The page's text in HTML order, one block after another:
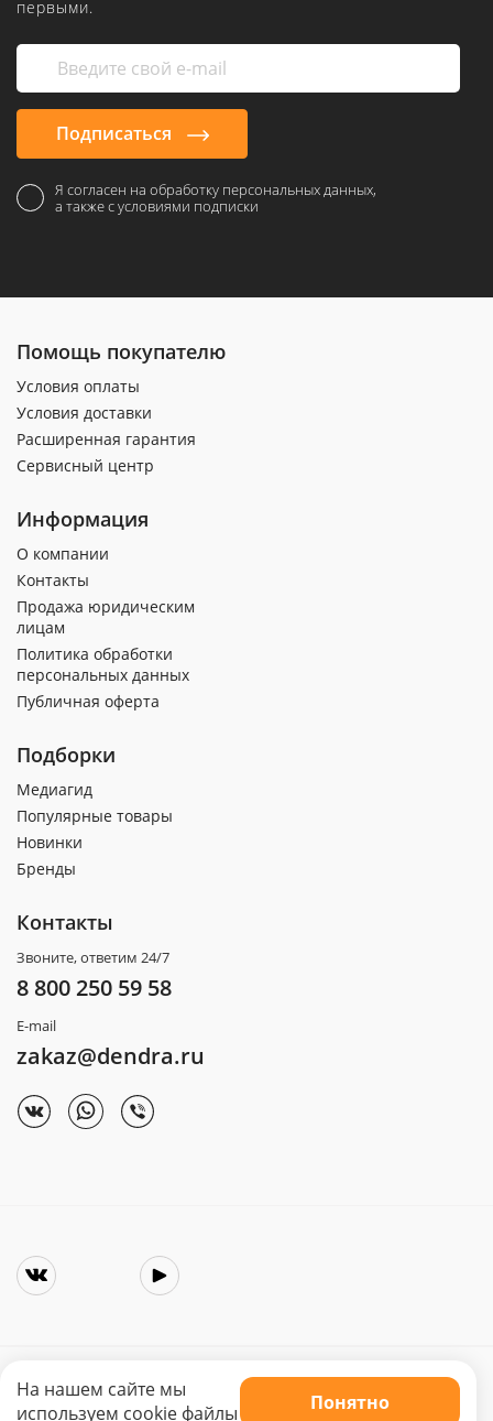
первыми.
Подписаться
Я согласен на обработку персональных данных,
а также с условиями подписки
Помощь покупателю
Условия оплаты
Условия доставки
Расширенная гарантия
Сервисный центр
Информация
О компании
Контакты
Продажа юридическим
лицам
Политика обработки
персональных данных
Публичная оферта
Подборки
Медиагид
Популярные товары
Новинки
Бренды
Контакты
Звоните, ответим 24/7
8 800 250 59 58
E-mail
zakaz@dendra.ru
Copyright © 2025. Интернет-магазин «Dendra»
На нашем сайте мы
используем cookie файлы
Понятно